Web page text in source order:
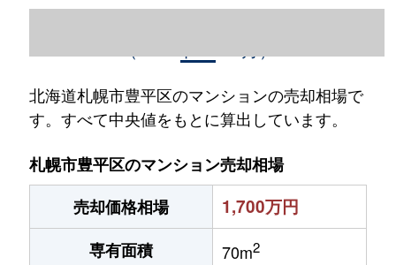
北海道札幌市豊平区のマンションの売却相場で
す。すべて中央値をもとに算出しています。
札幌市豊平区のマンション売却相場
売却価格相場
1,700万円
専有面積 70m2